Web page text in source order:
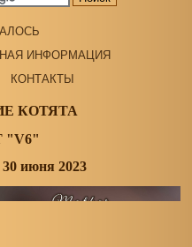
ИНФОРМАЦИЯ
КОНТАКТЫ
КОТЯТА
"V6"
июня 2023